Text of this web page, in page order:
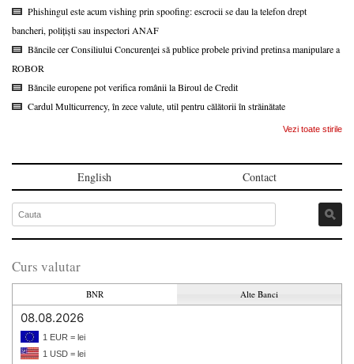
Phishingul este acum vishing prin spoofing: escrocii se dau la telefon drept
bancheri, polițiști sau inspectori ANAF
Băncile cer Consiliului Concurenței să publice probele privind pretinsa manipulare a
ROBOR
Băncile europene pot verifica românii la Biroul de Credit
Cardul Multicurrency, în zece valute, util pentru călătorii în străinătate
Vezi toate stirile
English Contact
Curs valutar
BNR Alte Banci
08.08.2026
1 EUR = lei
1 USD = lei